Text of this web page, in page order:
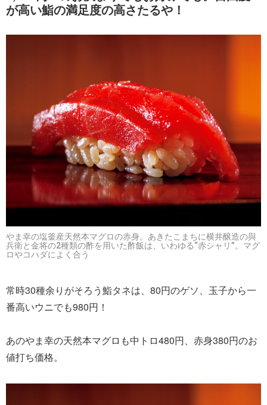
が高い鮨の満足度の高さたるや！
やま幸の塩釜産天然本マグロの赤身。あきたこまちに横井醸造の與
兵衛と金将の2種類の酢を用いた酢飯は、いわゆる“赤シャリ”。マグ
ロやコハダによく合う
常時30種余りがそろう鮨タネは、80円のゲソ、玉子から一
番高いウニでも980円！
あのやま幸の天然本マグロも中トロ480円、赤身380円のお
値打ち価格。